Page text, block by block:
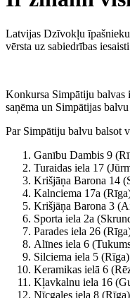
Latvijas Dzīvokļu
vērsta uz sabiedrības
Konkursa Simpātiju balvas
saņēma un Simpātijas
Par Simpātiju balvu balsot
Ganību Dambis 9
Turaidas iela 17
Krišjāņa Barona 14
Kalnciema 17a
Krišjāņa Barona 3
Sporta iela 2a
Parades iela 26
Alīnes iela 6
Silciema iela 5
Keramikas ielā 6
Kļavkalnu iela 16
Nīcgales iela 8